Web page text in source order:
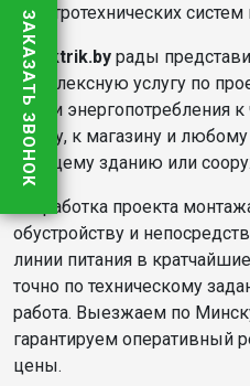
электротехнических
Jelektrik.by рады
комплексную услугу по
линии энергопотребления
офису, к магазину и
стоящему зданию или
Разработка проекта
обустройству и
линии питания в
точно по техническому
работа. Выезжаем по
гарантируем оперативный
цены.
ЗАКАЗАТЬ ЗВОНОК